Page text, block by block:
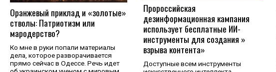
Оранжевый приклад и «золотые»
стволы: Патриотизм или
мародерство?
Ко мне в руки попали материалы
дела, которое разворачивается
прямо сейчас в Одессе. Речь идет
Пророссийская
дезинформационная кампания
использует бесплатные ИИ-
инструменты для создания »
взрыва контента»
Доступные всем инструменты